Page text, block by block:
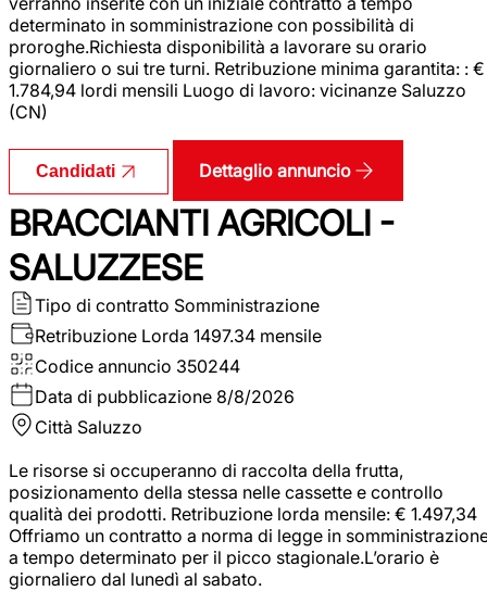
determinato in somministrazione con possibilità di
proroghe.Richiesta disponibilità a lavorare su orario
giornaliero o sui tre turni. Retribuzione minima garantita: : €
1.784,94 lordi mensili Luogo di lavoro: vicinanze Saluzzo
(CN)
Candidati Dettaglio annuncio
BRACCIANTI AGRICOLI -
SALUZZESE
Tipo di contratto Somministrazione
Retribuzione Lorda 1497.34 mensile
Codice annuncio 350244
Data di pubblicazione 8/8/2026
Città Saluzzo
Le risorse si occuperanno di raccolta della frutta,
posizionamento della stessa nelle cassette e controllo
qualità dei prodotti. Retribuzione lorda mensile: € 1.497,34
Offriamo un contratto a norma di legge in
a tempo determinato per il picco stagionale.L’orario è
giornaliero dal lunedì al sabato.